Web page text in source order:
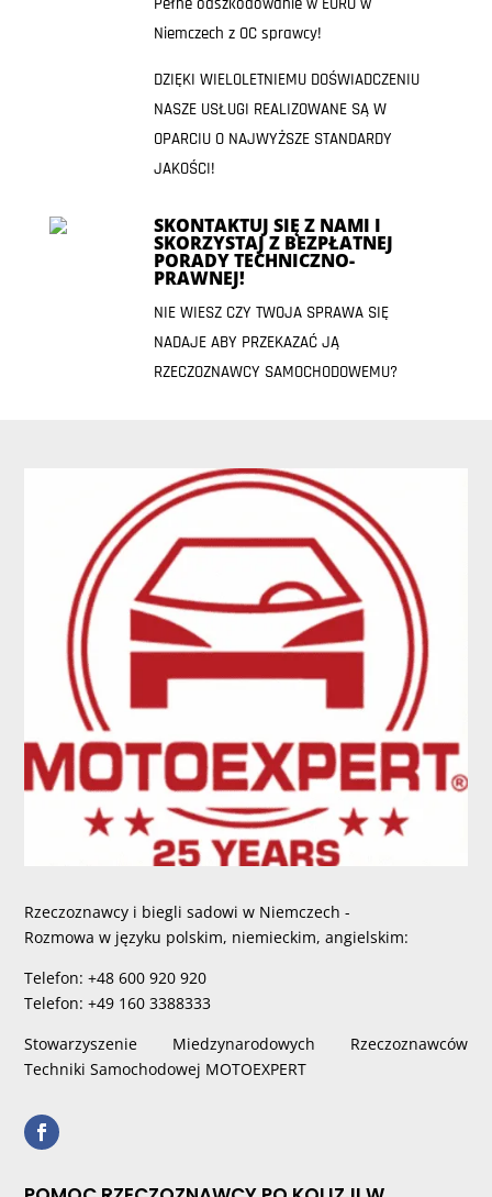
Pełne odszkodowanie w EURO w
Niemczech z OC sprawcy!
DZIĘKI WIELOLETNIEMU DOŚWIADCZENIU
NASZE USŁUGI REALIZOWANE SĄ W
OPARCIU O NAJWYŻSZE STANDARDY
JAKOŚCI!
SKONTAKTUJ SIĘ Z NAMI I
SKORZYSTAJ Z BEZPŁATNEJ
PORADY TECHNICZNO-
PRAWNEJ!
NIE WIESZ CZY TWOJA SPRAWA SIĘ
NADAJE ABY PRZEKAZAĆ JĄ
RZECZOZNAWCY SAMOCHODOWEMU?
Rzeczoznawcy i biegli sadowi w Niemczech -
Rozmowa w języku polskim, niemieckim, angielskim:
Telefon: +48 600 920 920
Telefon: +49 160 3388333
Stowarzyszenie Miedzynarodowych Rzeczoznawców
Techniki Samochodowej MOTOEXPERT